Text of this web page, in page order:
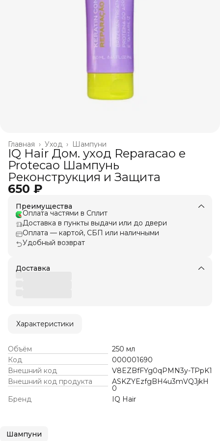
Шампуни
Уход ›
Главная ›
IQ Hair Дом. уход Reparacao e
Protecao Шампунь
Реконструкция и Защита
650 ₽
Преимущества
Оплата частями в Сплит
Доставка в пункты выдачи или до двери
Оплата — картой, СБП или наличными
Удобный возврат
Доставка
Характеристики
Объём
250 мл
Код
000001690
Внешний код
V8EZBfFYg0qPMN3y-TPpK1
Внешний код продукта
ASKZYEzfgBH4u3mVQJjkH
0
Бренд
IQ Hair
Шампуни